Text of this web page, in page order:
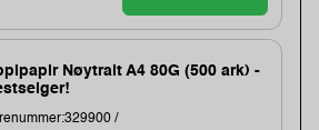
Nøytralt A4 80G (500 ark) -
/